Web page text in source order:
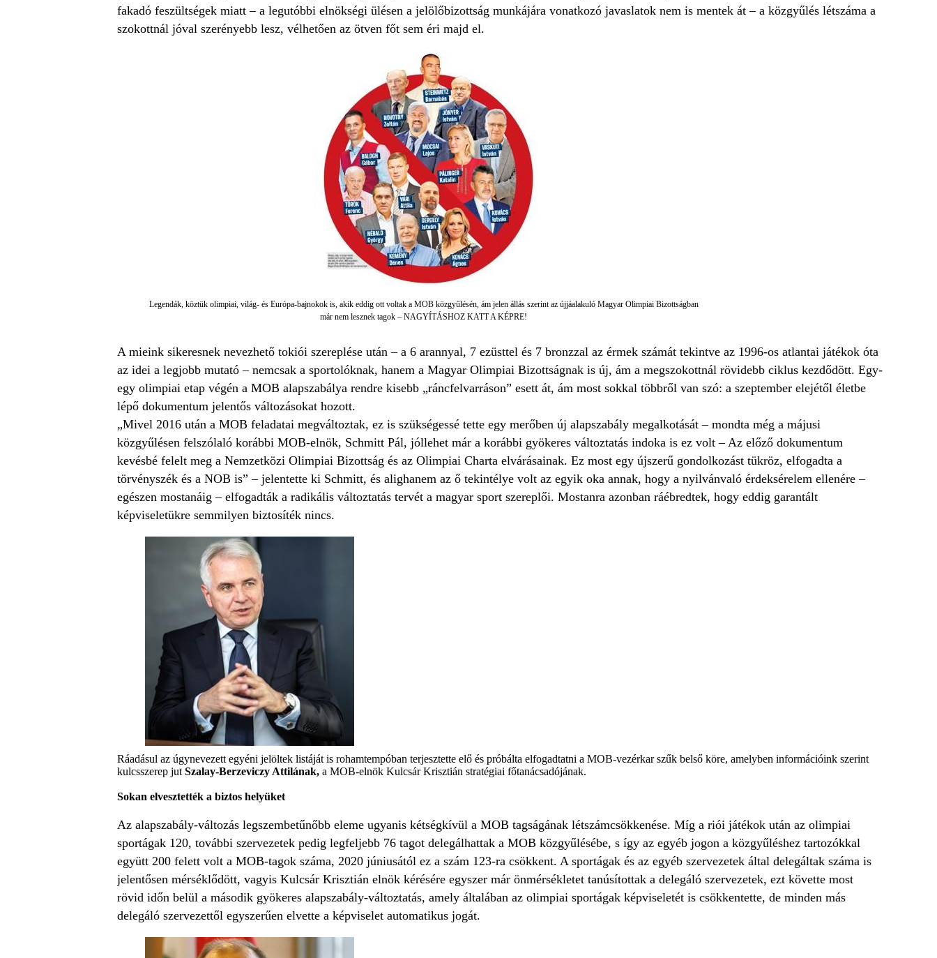
fakadó feszültségek miatt – a legutóbbi elnökségi ülésen a jelölőbizottság munkájára vonatkozó javaslatok nem is mentek át – a közgyűlés létszáma a
szokottnál jóval szerényebb lesz, vélhetően az ötven főt sem éri majd el.
Legendák, köztük olimpiai, világ- és Európa-bajnokok is, akik eddig ott voltak a MOB közgyűlésén, ám jelen állás szerint az újjáalakuló Magyar Olimpiai Bizottságban
már nem lesznek tagok – NAGYÍTÁSHOZ KATT A KÉPRE!
A mieink sikeresnek nevezhető tokiói szereplése után – a 6 arannyal, 7 ezüsttel és 7 bronzzal az érmek számát tekintve az 1996-os atlantai játékok óta
az idei a legjobb mutató – nemcsak a sportolóknak, hanem a Magyar Olimpiai Bizottságnak is új, ám a megszokottnál rövidebb ciklus kezdődött. Egy-
egy olimpiai etap végén a MOB alapszabálya rendre kisebb „ráncfelvarráson” esett át, ám most sokkal többről van szó: a szeptember elejétől életbe
lépő dokumentum jelentős változásokat hozott.
„Mivel 2016 után a MOB feladatai megváltoztak, ez is szükségessé tette egy merőben új alapszabály megalkotását – mondta még a májusi
közgyűlésen felszólaló korábbi MOB-elnök, Schmitt Pál, jóllehet már a korábbi gyökeres változtatás indoka is ez volt – Az előző dokumentum
kevésbé felelt meg a Nemzetközi Olimpiai Bizottság és az Olimpiai Charta elvárásainak. Ez most egy újszerű gondolkozást tükröz, elfogadta a
törvényszék és a NOB is” – jelentette ki Schmitt, és alighanem az ő tekintélye volt az egyik oka annak, hogy a nyilvánvaló érdeksérelem ellenére –
egészen mostanáig – elfogadták a radikális változtatás tervét a magyar sport szereplői. Mostanra azonban ráébredtek, hogy eddig garantált
képviseletükre semmilyen biztosíték nincs.
Ráadásul az úgynevezett egyéni jelöltek listáját is rohamtempóban terjesztette elő és próbálta elfogadtatni a MOB-vezérkar szűk belső köre, amelyben információink szerint
kulcsszerep jutSzalay-Berzeviczy Attilának, a MOB-elnök Kulcsár Krisztián stratégiai főtanácsadójának.
Sokan elvesztették a biztos helyüket
Az alapszabály-változás legszembetűnőbb eleme ugyanis kétségkívül a MOB tagságának létszámcsökkenése. Míg a riói játékok után az olimpiai
sportágak 120, további szervezetek pedig legfeljebb 76 tagot delegálhattak a MOB közgyűlésébe, s így az egyéb jogon a közgyűléshez tartozókkal
együtt 200 felett volt a MOB-tagok száma, 2020 júniusától ez a szám 123-ra csökkent. A sportágak és az egyéb szervezetek által delegáltak száma is
jelentősen mérséklődött, vagyis Kulcsár Krisztián elnök kérésére egyszer már önmérsékletet tanúsítottak a delegáló szervezetek, ezt követte most
rövid időn belül a második gyökeres alapszabály-változtatás, amely általában az olimpiai sportágak képviseletét is csökkentette, de minden más
delegáló szervezettől egyszerűen elvette a képviselet automatikus jogát.